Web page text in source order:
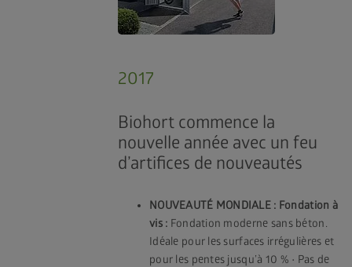
2017
Biohort commence la
nouvelle année avec un feu
d’artifices de nouveautés
NOUVEAUTÉ MONDIALE : Fondation à
vis : Fondation moderne sans béton.
Idéale pour les surfaces irrégulières et
pour les pentes jusqu’à 10 % • Pas de